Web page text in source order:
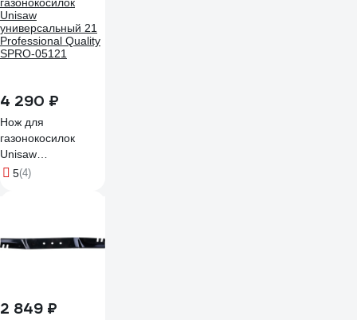
4 290 ₽
Нож для
газонокосилок
Unisaw
универсальный 21
5(4)
2 849 ₽